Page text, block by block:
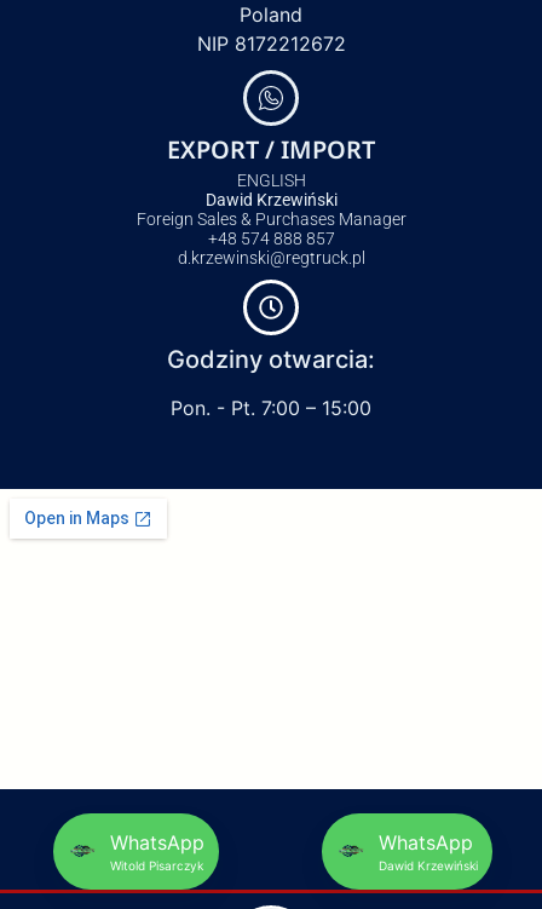
Poland
NIP 8172212672
EXPORT / IMPORT
ENGLISH
Dawid Krzewiński
Foreign Sales & Purchases Manager
+48 574 888 857
d.krzewinski@regtruck.pl
Godziny otwarcia:
Pon. - Pt. 7:00 – 15:00
WhatsApp
Witold Pisarczyk
WhatsApp
Dawid Krzewiński